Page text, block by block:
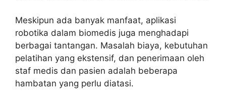
Meskipun ada banyak manfaat, aplikasi
robotika dalam biomedis juga menghadapi
berbagai tantangan. Masalah biaya, kebutuhan
pelatihan yang ekstensif, dan penerimaan oleh
staf medis dan pasien adalah beberapa
hambatan yang perlu diatasi.